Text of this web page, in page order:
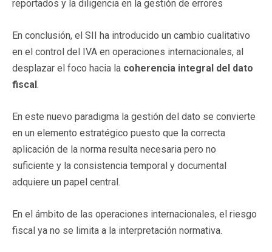
reportados y la diligencia en la gestión de errores
En conclusión, el SII ha introducido un cambio cualitativo
en el control del IVA en operaciones internacionales, al
desplazar el foco hacia la coherencia integral del dato
fiscal.
En este nuevo paradigma la gestión del dato se convierte
en un elemento estratégico puesto que la correcta
aplicación de la norma resulta necesaria pero no
suficiente y la consistencia temporal y documental
adquiere un papel central.
En el ámbito de las operaciones internacionales, el riesgo
fiscal ya no se limita a la interpretación normativa.